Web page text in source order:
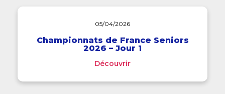
05/04/2026
Championnats de France Seniors
2026 – Jour 1
Découvrir